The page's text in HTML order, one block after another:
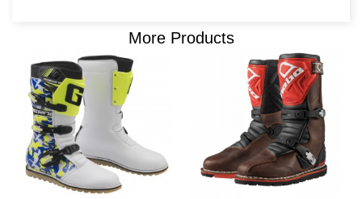
More Products